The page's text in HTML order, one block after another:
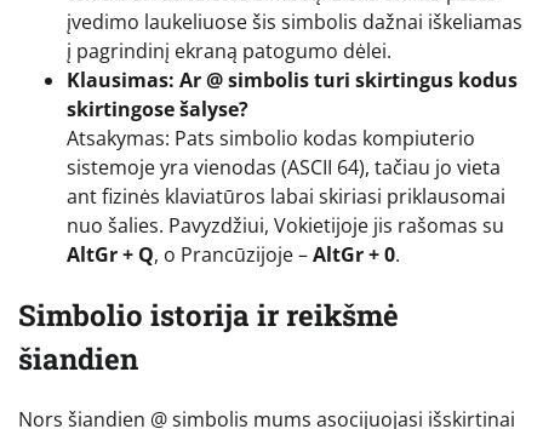
įvedimo laukeliuose šis simbolis dažnai iškeliamas
į pagrindinį ekraną patogumo dėlei.
Klausimas: Ar @ simbolis turi skirtingus kodus
skirtingose šalyse?
Atsakymas: Pats simbolio kodas kompiuterio
sistemoje yra vienodas (ASCII 64), tačiau jo vieta
ant fizinės klaviatūros labai skiriasi priklausomai
nuo šalies. Pavyzdžiui, Vokietijoje jis rašomas su
AltGr + Q, o Prancūzijoje –AltGr + 0.
Simbolio istorija ir reikšmė
šiandien
Nors šiandien @ simbolis mums asocijuojasi išskirtinai